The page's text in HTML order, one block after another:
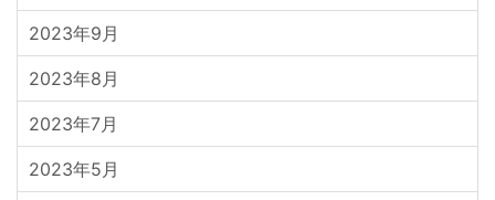
2023年9月
2023年8月
2023年7月
2023年5月